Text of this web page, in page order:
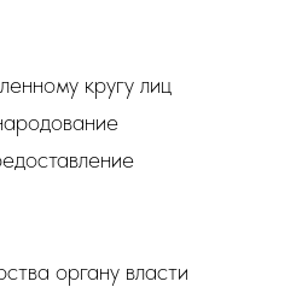
кругу лиц
органу власти